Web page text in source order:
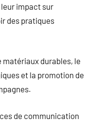
impact sur
des pratiques
matériaux durables, le
et la promotion de
de communication